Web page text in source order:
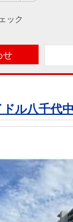
古屋）
本社地
方
ック
せ
ル八千代